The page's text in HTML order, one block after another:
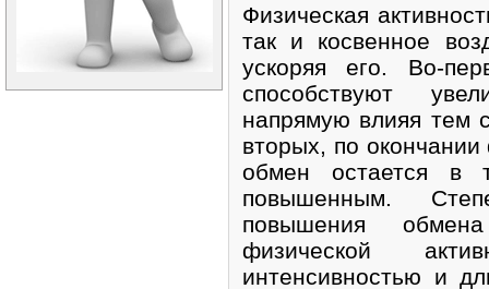
Физическая
так и косвенное
ускоряя его. Во-
способствуют
напрямую влияя тем
вторых, по окончании
обмен остается в
повышенным.
повышения
физической
интенсивностью и